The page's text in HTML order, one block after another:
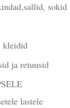
sokid
kleidid
ja retuusid
lastele